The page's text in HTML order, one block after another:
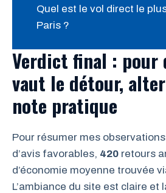
Quel est le vol direct le
Paris ?
Verdict final :
vaut le détour,
note pratique
Pour résumer mes
d’avis favorables, 420 retours
d’économie moyenne trouvée
L’ambiance du site est claire et